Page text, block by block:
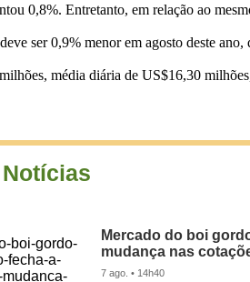
0,8%. Entretanto, em relação ao
ser 0,9% menor em agosto deste
média diária de US$16,30
Mercado do boi
mudança nas
7 ago. • 14h40